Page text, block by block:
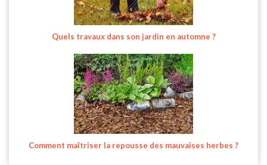
Quels travaux dans son jardin en automne ?
Comment maîtriser la repousse des mauvaises herbes ?